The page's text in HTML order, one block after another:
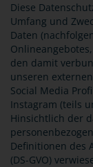
Diese
Umfang und
Daten
den damit
unseren
Social Media
Instagram (teils
Hinsichtlich der
Definitionen des
(DS-GVO)